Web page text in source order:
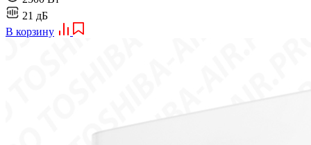
21 дБ
В корзину